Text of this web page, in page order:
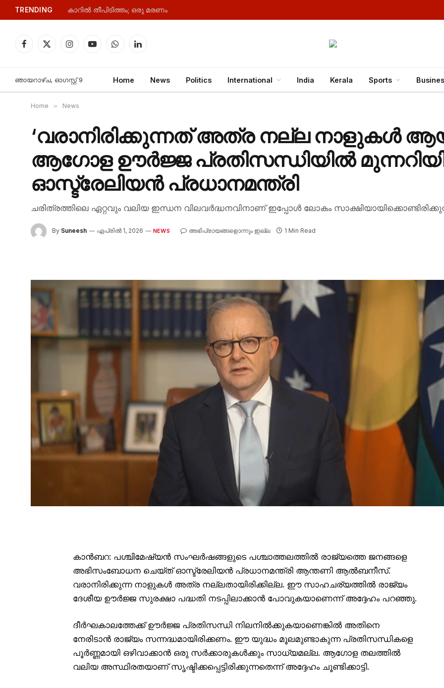
TRENDING കാറിൽ തീപിടിത്തം; ഒരു മരണം
Facebook
X
InstagramYouTubeWhatsAppLinkedIn
ഞായറാഴ്‌ച, ഓഗസ്റ്റ്‌ 9 Home News Politics International India Kerala Sports
Home » News
‘വരാനിരിക്കുന്നത് അത്ര നല്ല നാളുകൾ
ആഗോള ഊർജ്ജ പ്രതിസന്ധിയിൽ
ഓസ്ട്രേലിയൻ പ്രധാനമന്ത്രി
ചരിത്രത്തിലെ ഏറ്റവും വലിയ ഇന്ധന വിലവർദ്ധനവിനാണ് ഇപ്പോൾ ലോകം
By Suneesh ഏപ്രിൽ 1, 2026 NEWS അഭിപ്രായങ്ങളൊന്നും ഇല്ല 1 Min Read
കാൻബറ: പശ്ചിമേഷ്യൻ സംഘർഷങ്ങളുടെ പശ്ചാത്തലത്തിൽ രാജ്യത്തെ ജനങ്ങളെ
അഭിസംബോധന ചെയ്ത് ഓസ്ട്രേലിയൻ പ്രധാനമന്ത്രി ആന്തണി ആൽബനീസ്.
വരാനിരിക്കുന്ന നാളുകൾ അത്ര നല്ലതായിരിക്കില്ല. ഈ സാഹചര്യത്തിൽ രാജ്യം
ദേശീയ ഊർജ്ജ സുരക്ഷാ പദ്ധതി നടപ്പിലാക്കാൻ പോവുകയാണെന്ന് അദ്ദേഹം പറഞ്ഞു.
ദീർഘകാലത്തേക്ക് ഊർജ്ജ പ്രതിസന്ധി നിലനിൽക്കുകയാണെങ്കിൽ അതിനെ
നേരിടാൻ രാജ്യം സന്നദ്ധമായിരിക്കണം. ഈ യുദ്ധം മൂലമുണ്ടാകുന്ന പ്രതിസന്ധികളെ
പൂർണ്ണമായി ഒഴിവാക്കാൻ ഒരു സർക്കാരുകൾക്കും സാധ്യമല്ല. ആഗോള തലത്തിൽ
വലിയ അസ്ഥിരതയാണ് സൃഷ്ടിക്കപ്പെട്ടിരിക്കുന്നതെന്ന് അദ്ദേഹം ചൂണ്ടിക്കാട്ടി.